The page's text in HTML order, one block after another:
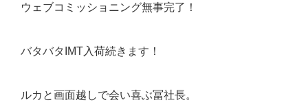
ウェブコミッショニング無事完了！
バタバタIMT入荷続きます！
ルカと画面越しで会い喜ぶ冨社長。